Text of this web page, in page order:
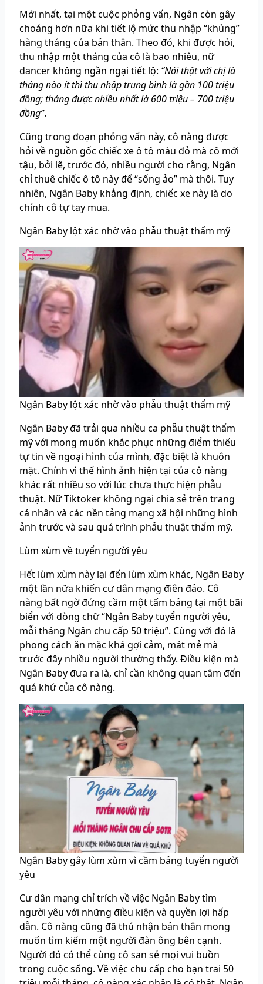
Mới nhất, tại một cuộc phỏng vấn, Ngân còn gây
choáng hơn nữa khi tiết lộ mức thu nhập “khủng”
hàng tháng của bản thân. Theo đó, khi được hỏi,
thu nhập một tháng của cô là bao nhiêu, nữ
dancer không ngần ngại tiết lộ: “Nói thật với chị là
tháng nào ít thì thu nhập trung bình là gần 100 triệu
đồng; tháng được nhiều nhất là 600 triệu – 700 triệu
đồng”.
Cũng trong đoạn phỏng vấn này, cô nàng được
hỏi về nguồn gốc chiếc xe ô tô màu đỏ mà cô mới
tậu, bởi lẽ, trước đó, nhiều người cho rằng, Ngân
chỉ thuê chiếc ô tô này để “sống ảo” mà thôi. Tuy
nhiên, Ngân Baby khẳng định, chiếc xe này là do
chính cô tự tay mua.
Ngân Baby lột xác nhờ vào phẫu thuật thẩm mỹ
Ngân Baby lột xác nhờ vào phẫu thuật thẩm mỹ
Ngân Baby đã trải qua nhiều ca phẫu thuật thẩm
mỹ với mong muốn khắc phục những điểm thiếu
tự tin về ngoại hình của mình, đặc biệt là khuôn
mặt. Chính vì thế hình ảnh hiện tại của cô nàng
khác rất nhiều so với lúc chưa thực hiện phẫu
thuật. Nữ Tiktoker không ngại chia sẻ trên trang
cá nhân và các nền tảng mạng xã hội những hình
ảnh trước và sau quá trình phẫu thuật thẩm mỹ.
Lùm xùm về tuyển người yêu
Hết lùm xùm này lại đến lùm xùm khác, Ngân Baby
một lần nữa khiến cư dân mạng điên đảo. Cô
nàng bất ngờ đứng cầm một tấm bảng tại một bãi
biển với dòng chữ “Ngân Baby tuyển người yêu,
mỗi tháng Ngân chu cấp 50 triệu”. Cùng với đó là
phong cách ăn mặc khá gợi cảm, mát mẻ mà
trước đây nhiều người thường thấy. Điều kiện mà
Ngân Baby đưa ra là, chỉ cần không quan tâm đến
quá khứ của cô nàng.
Ngân Baby gây lùm xùm vì cầm bảng tuyển người
yêu
Cư dân mạng chỉ trích về việc Ngân Baby tìm
người yêu với những điều kiện và quyền lợi hấp
dẫn. Cô nàng cũng đã thú nhận bản thân mong
muốn tìm kiếm một người đàn ông bên cạnh.
Người đó có thể cùng cô san sẻ mọi vui buồn
trong cuộc sống. Về việc chu cấp cho bạn trai 50